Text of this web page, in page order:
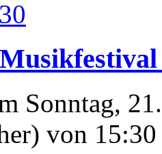
Sonntag,
von